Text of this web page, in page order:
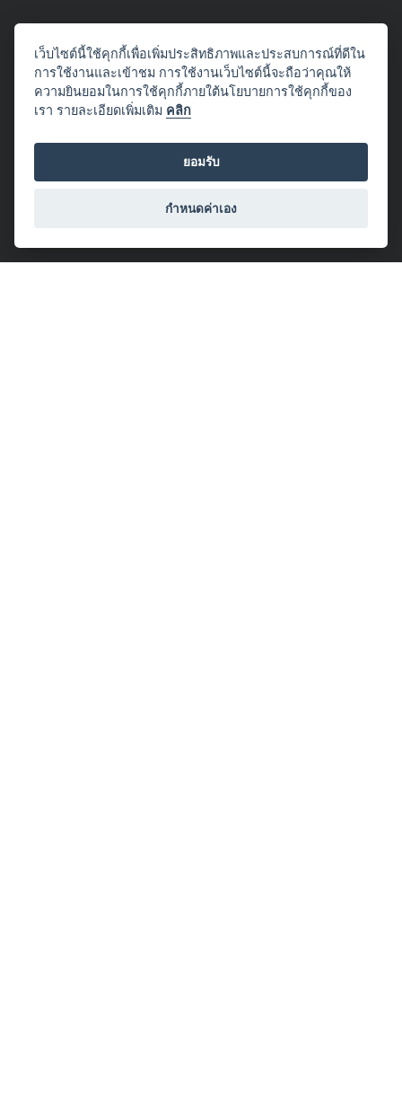
โดย Piroon.P
2017/07/17 20:00:42
ช่างภาพตรึม
#Journey#CanonLiFE#Memory#Travel#Chonburi#Canon
#Lifester#StreetShot
#East
เว็บไซต์นี้ใช้คุกกี้เพื่อเพิ่มประสิทธิภาพและประสบการณ์ที่ดีใน
การใช้งานและเข้าชม การใช้งานเว็บไซต์นี้จะถือว่าคุณให้
ความยินยอมในการใช้คุกกี้ภายใต้นโยบายการใช้คุกกี้ของ
เรา รายละเอียดเพิ่มเติม คลิก
ยอมรับ
กำหนดค่าเอง